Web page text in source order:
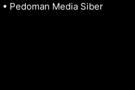
• Pedoman Media Siber